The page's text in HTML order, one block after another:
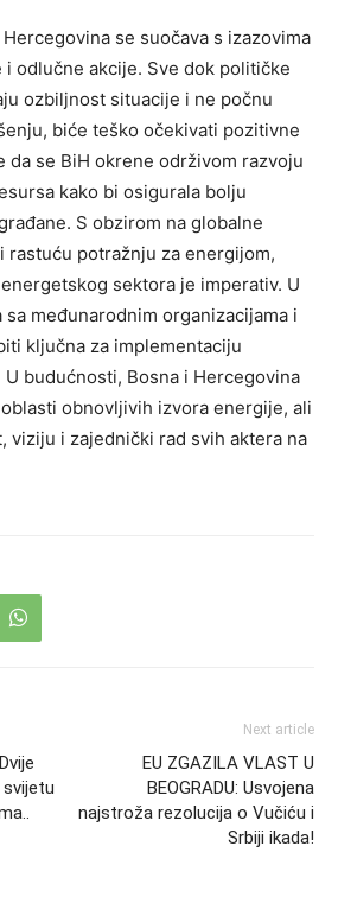
se suočava s izazovima
odlučne akcije. Sve dok političke
ozbiljnost situacije i ne počnu
biće teško očekivati pozitivne
da se BiH okrene održivom razvoju
kako bi osigurala bolju
S obzirom na globalne
rastuću potražnju za energijom,
sektora je imperativ. U
međunarodnim organizacijama i
ključna za implementaciju
budućnosti, Bosna i Hercegovina
obnovljivih izvora energije, ali
viziju i zajednički rad svih aktera na
Next article
EU ZGAZILA VLAST U
BEOGRADU: Usvojena
najstroža rezolucija o Vučiću i
Srbiji ikada!